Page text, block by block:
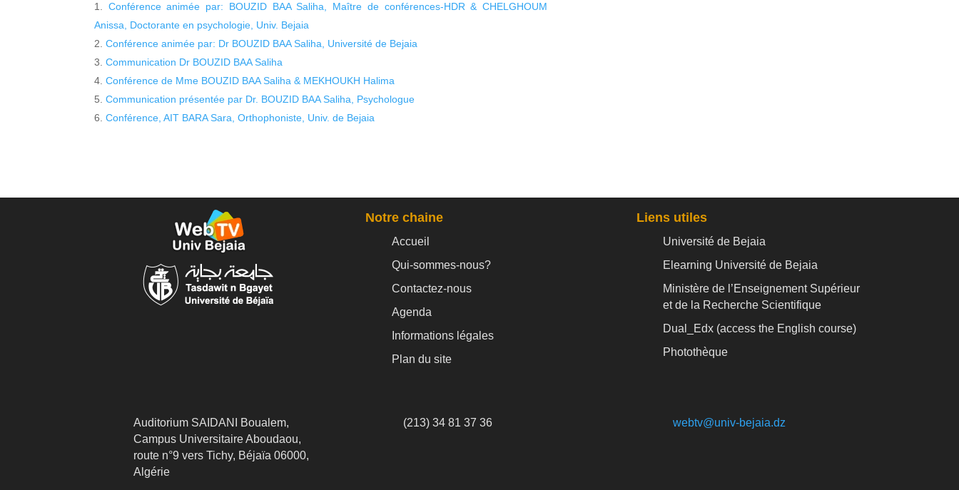
Conférence animée par: BOUZID BAA Saliha, Maître de conférences-HDR & CHELGHOUM
Anissa, Doctorante en psychologie, Univ. Bejaia
Conférence animée par: Dr BOUZID BAA Saliha, Université de Bejaia
Communication Dr BOUZID BAA Saliha
Conférence de Mme BOUZID BAA Saliha & MEKHOUKH Halima
Communication présentée par Dr. BOUZID BAA Saliha, Psychologue
Conférence, AIT BARA Sara, Orthophoniste, Univ. de Bejaia
Notre chaine
Accueil
Qui-sommes-nous?
Contactez-nous
Agenda
Informations légales
Plan du site
Liens utiles
Université de Bejaia
Elearning Université de Bejaia
Ministère de l’Enseignement Supérieur
et de la Recherche Scientifique
Dual_Edx (access the English course)
Photothèque
Auditorium SAIDANI Boualem,
Campus Universitaire Aboudaou,
route n°9 vers Tichy, Béjaïa 06000,
Algérie
(213) 34 81 37 36 webtv@univ-bejaia.dz